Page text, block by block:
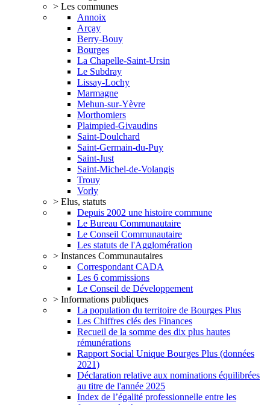
> Les communes
Annoix
Arçay
Berry-Bouy
Bourges
La Chapelle-Saint-Ursin
Le Subdray
Lissay-Lochy
Marmagne
Mehun-sur-Yèvre
Morthomiers
Plaimpied-Givaudins
Saint-Doulchard
Saint-Germain-du-Puy
Saint-Just
Saint-Michel-de-Volangis
Trouy
Vorly
> Elus, statuts
Depuis 2002 une histoire commune
Le Bureau Communautaire
Le Conseil Communautaire
Les statuts de l'Agglomération
> Instances Communautaires
Correspondant CADA
Les 6 commissions
Le Conseil de Développement
> Informations publiques
La population du territoire de Bourges Plus
Les Chiffres clés des Finances
Recueil de la somme des dix plus hautes
rémunérations
Rapport Social Unique Bourges Plus (données
2021)
Déclaration relative aux nominations équilibrées
au titre de l'année 2025
Index de l’égalité professionnelle entre les